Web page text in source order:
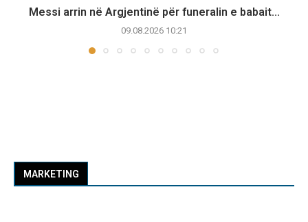
Messi arrin në Argjentinë për funeralin e babait...
09.08.2026 10:21
MARKETING